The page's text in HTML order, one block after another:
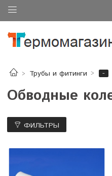
Трубы и фитинги -
Обводные
ФИЛЬТРЫ